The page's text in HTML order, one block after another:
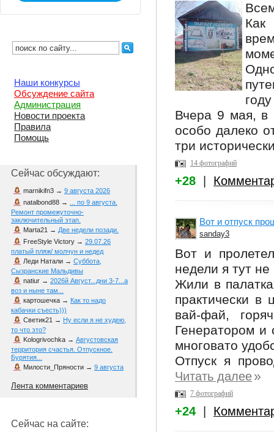
Вчера 9 мая, в
особо далеко
три
14 фотографий
+28
Вот и отпуск
sanday3
Вот и
недели я тут
Жили в
практически в
вай-фай,
Генератором и
многовато
Отпуск я
Читать далее»
7 фотографий
+24
Наши конкурсы
Обсуждение сайта
Администрация
Новости проекта
Правила
Помощь
Сейчас обсуждают:
marnikifn3 → 9 августа 2026
natalbond88 → ... по 9 августа.
Ремонт промежуточно-
заключительный этап.
Marta21 → Две недели позади.
FreeStyle Victory → 29.07.26
платый пляж/ молчун и недед
Леди Натали → Суббота,
Сызранские Мальдивы
natiur → 2026й Август...дни 3-7...а
воз и ныне там...
картошечка → Как то надо
кабачки съесть)))
Светик21 → Ну если я не худею,
то что это?
Kologrivochka → Августовская
территория счастья. Отпускное.
Бурятия...
Милости_Пряности → 9 августа
Лента комментариев
Сейчас на сайте: